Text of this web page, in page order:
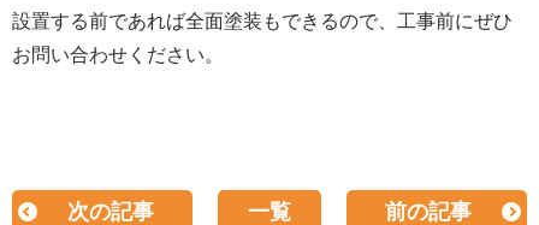
設置する前であれば全面塗装もできるので、工事前にぜひ
お問い合わせください。
次の記事 一覧 前の記事